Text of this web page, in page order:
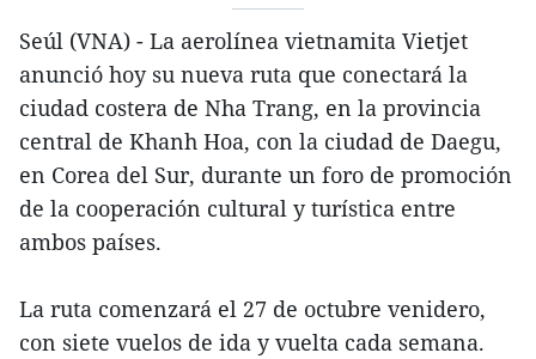
Seúl (VNA) - La aerolínea vietnamita Vietjet
anunció hoy su nueva ruta que conectará la
ciudad costera de Nha Trang, en la provincia
central de Khanh Hoa, con la ciudad de Daegu,
en Corea del Sur, durante un foro de promoción
de la cooperación cultural y turística entre
ambos países.
La ruta comenzará el 27 de octubre venidero,
con siete vuelos de ida y vuelta cada semana.